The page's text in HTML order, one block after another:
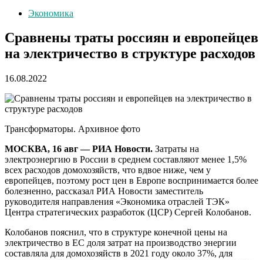
Экономика
Сравнены траты россиян и европейцев
на электричество в структуре расходов
16.08.2022
Трансформаторы. Архивное фото
МОСКВА, 16 авг — РИА Новости. Затраты на
электроэнергию в России в среднем составляют менее 1,5%
всех расходов домохозяйств, что вдвое ниже, чем у
европейцев, поэтому рост цен в Европе воспринимается более
болезненно, рассказал РИА Новости заместитель
руководителя направления «Экономика отраслей ТЭК»
Центра стратегических разработок (ЦСР) Сергей Колобанов.
Колобанов пояснил, что в структуре конечной цены на
электричество в ЕС доля затрат на производство энергии
составляла для домохозяйств в 2021 году около 37%, для